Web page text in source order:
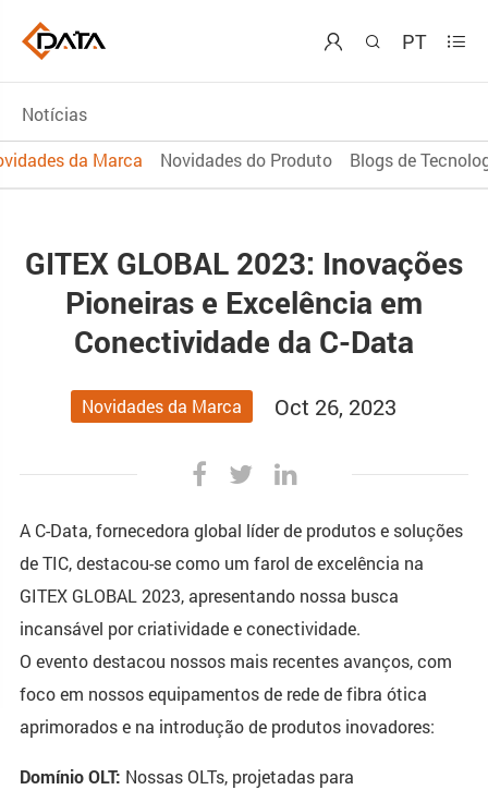
  PT 
Notícias
da Marca
Novidades do Produto Blogs de
GITEX GLOBAL 2023: Inovações
Pioneiras e Excelência em
Conectividade da C-Data
Novidades da Marca Oct 26, 2023
A C-Data, fornecedora global líder de produtos e soluções
de TIC, destacou-se como um farol de excelência na
GITEX GLOBAL 2023, apresentando nossa busca
incansável por criatividade e conectividade.
O evento destacou nossos mais recentes avanços, com
foco em nossos equipamentos de rede de fibra ótica
aprimorados e na introdução de produtos inovadores:
Domínio OLT: Nossas OLTs, projetadas para